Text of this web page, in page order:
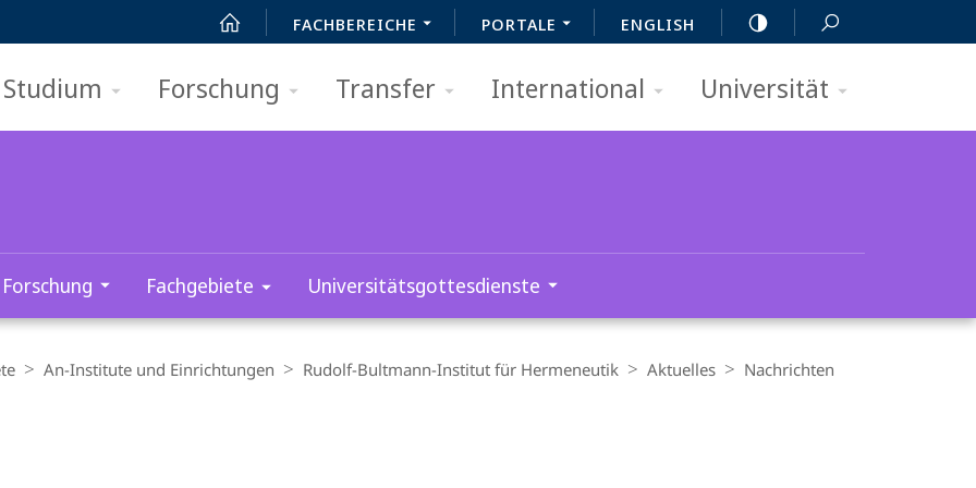
FACHBEREICHE PORTALE ENGLISH
Studium Forschung Transfer International Universität
Forschung Fachgebiete Universitätsgottesdienste
An-Institute und Einrichtungen Rudolf-Bultmann-Institut für Hermeneutik Aktuelles Nachrichten